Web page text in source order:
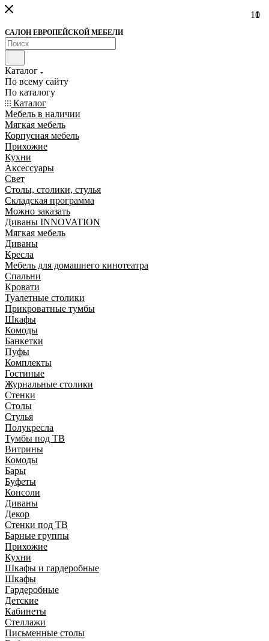
САЛОН ЕВРОПЕЙСКОЙ МЕБЕЛИ
Каталог
По всему сайту
По каталогу
Каталог
Мебель в наличии
Мягкая мебель
Корпусная мебель
Прихожие
Кухни
Аксессуары
Свет
Столы, столики, стулья
Складская программа
Можно заказать
Диваны INNOVATION
Мягкая мебель
Диваны
Кресла
Мебель для домашнего кинотеатра
Спальни
Кровати
Туалетные столики
Прикроватные тумбы
Шкафы
Комоды
Банкетки
Пуфы
Комплекты
Гостиные
Журнальные столики
Стенки
Столы
Стулья
Полукресла
Тумбы под ТВ
Витрины
Комоды
Бары
Буфеты
Консоли
Диваны
Декор
Стенки под ТВ
Барные группы
Прихожие
Кухни
Шкафы и гардеробные
Шкафы
Гардеробные
Детские
Кабинеты
Стеллажи
Письменные столы
1
10
1
1